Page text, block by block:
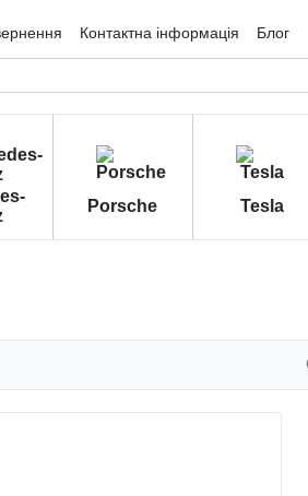
Контактна інформація
Блог
Porsche Tesla